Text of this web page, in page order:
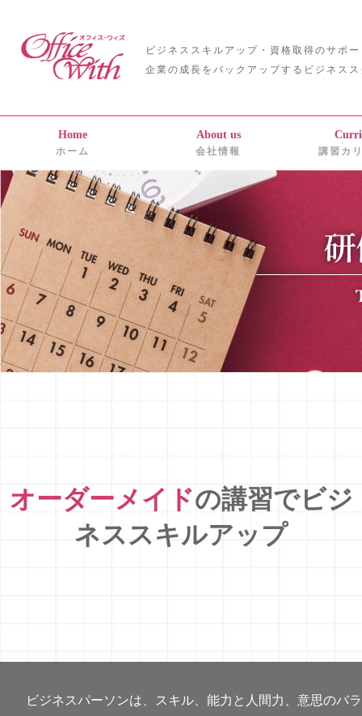
ビジネススキルアップ・資格取得のサポ
企業の成長をバックアップするビジネス
Home
ホーム
About us
会社情報 講習カ
オーダーメイドの講習でビジ
ネススキルアップ
ビジネスパーソンは、スキル、能力と人間力、意思のバ